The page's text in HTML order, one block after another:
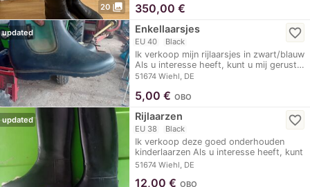
20 photo_library 350,00 €
updated Enkellaarsjes
EU 40 Black
Ik verkoop mijn rijlaarsjes in zwart/blauw
Als u interesse heeft, kunt u mij gerust…
51674 Wiehl, DE
favorite_border
5,00 € OBO
updated Rijlaarzen
EU 38 Black
Ik verkoop deze goed onderhouden
kinderlaarzen Als u interesse heeft, kunt
u mij…
51674 Wiehl, DE
favorite_border
12,00 € OBO